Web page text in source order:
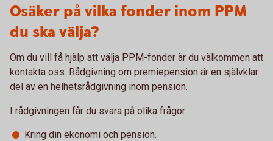
Osäker på vilka fonder inom PPM
du ska välja?
Om du vill få hjälp att välja PPM-fonder är du välkommen att
kontakta oss. Rådgivning om premiepension är en självklar
del av en helhetsrådgivning inom pension.
I rådgivningen får du svara på olika frågor:
Kring din ekonomi och pension.